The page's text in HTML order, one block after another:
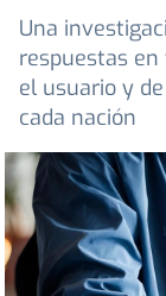
Una
respuestas
el usuario y
cada nación